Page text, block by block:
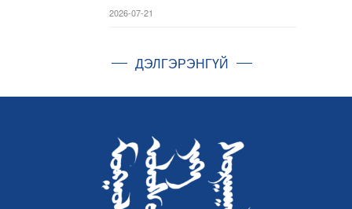
2026-07-21
ДЭЛГЭРЭНГҮЙ